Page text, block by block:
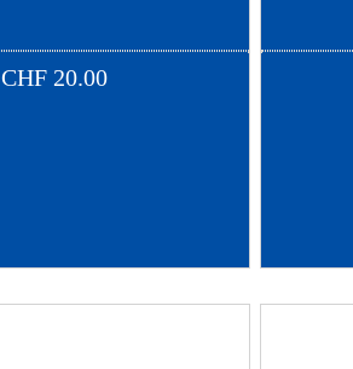
CHF 20.00